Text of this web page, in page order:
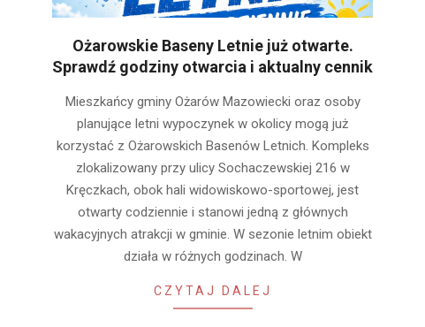
Ożarowskie Baseny Letnie już otwarte.
Sprawdź godziny otwarcia i aktualny cennik
06-Mieszkańcy gminy Ożarów Mazowiecki oraz osoby
planujące letni wypoczynek w okolicy mogą już
korzystać z Ożarowskich Basenów Letnich. Kompleks
zlokalizowany przy ulicy Sochaczewskiej 216 w
Kręczkach, obok hali widowiskowo-sportowej, jest
otwarty codziennie i stanowi jedną z głównych
wakacyjnych atrakcji w gminie. W sezonie letnim obiekt
działa w różnych godzinach. W
CZYTAJ DALEJ